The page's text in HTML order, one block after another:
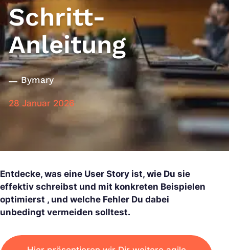
Schritt-
Anleitung
Bymary
28 Januar 2026
Entdecke, was eine User Story ist, wie Du sie
effektiv schreibst und mit konkreten Beispielen
optimierst , und welche Fehler Du dabei
unbedingt vermeiden solltest.